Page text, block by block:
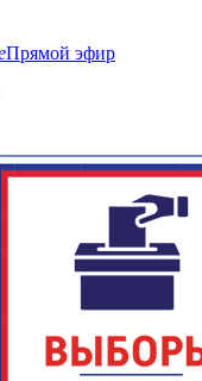
Прямой эфир